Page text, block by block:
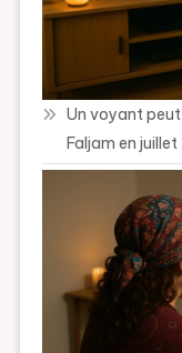
Un voyant
Faljam en